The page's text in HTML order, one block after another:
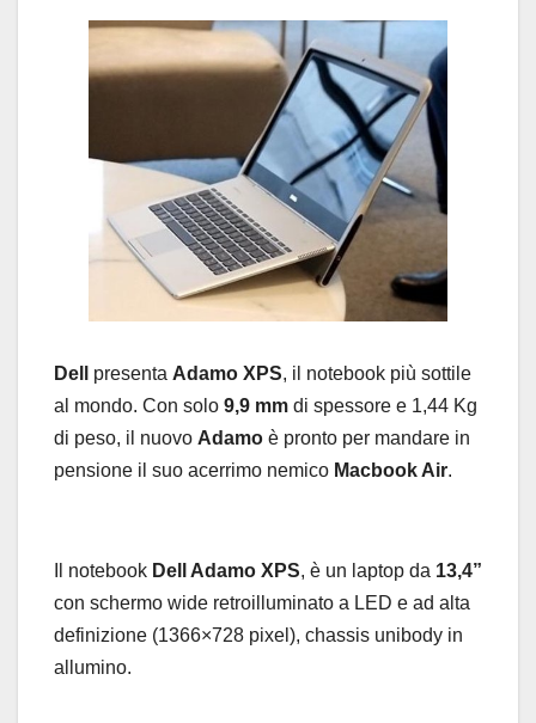
Dell presenta Adamo XPS, il notebook più sottile
al mondo. Con solo 9,9 mm di spessore e 1,44 Kg
di peso, il nuovo Adamo è pronto per mandare in
pensione il suo acerrimo nemico Macbook Air.
Il notebook Dell Adamo XPS, è un laptop da 13,4”
con schermo wide retroilluminato a LED e ad alta
definizione (1366×728 pixel), chassis unibody in
allumino.